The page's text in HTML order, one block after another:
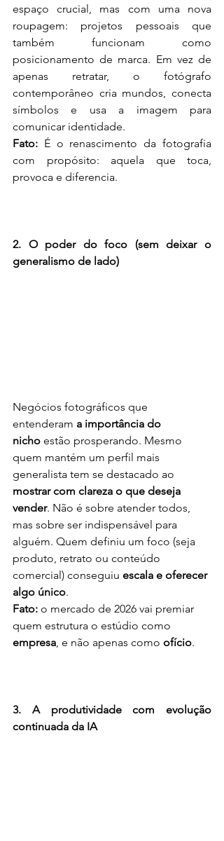
espaço crucial, mas com uma nova
roupagem: projetos pessoais que
também funcionam como
posicionamento de marca. Em vez de
apenas retratar, o fotógrafo
contemporâneo cria mundos, conecta
símbolos e usa a imagem para
comunicar identidade.
Fato: É o renascimento da fotografia
com propósito: aquela que toca,
provoca e diferencia.
2. O poder do foco (sem deixar o
generalismo de lado)
Negócios fotográficos que
entenderam a importância do
nicho estão prosperando. Mesmo
quem mantém um perfil mais
generalista tem se destacado ao
mostrar com clareza o que deseja
vender. Não é sobre atender todos,
mas sobre ser indispensável para
alguém. Quem definiu um foco (seja
produto, retrato ou conteúdo
comercial) conseguiu escala e oferecer
algo único.
Fato: o mercado de 2026 vai premiar
quem estrutura o estúdio como
empresa, e não apenas como ofício.
3. A produtividade com evolução
continuada da IA